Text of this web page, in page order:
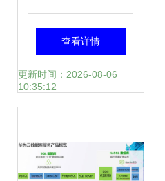
结 MySQL的并发
控制原理——数据
查看详情
更新时间：2026-08-06
10:35:12